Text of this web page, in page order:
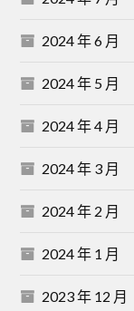
2024 年 6 月
2024 年 5 月
2024 年 4 月
2024 年 3 月
2024 年 2 月
2024 年 1 月
2023 年 12 月